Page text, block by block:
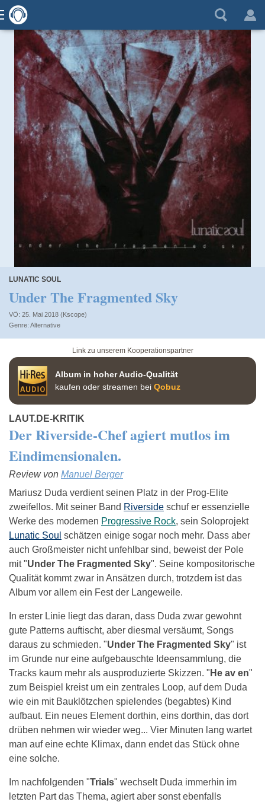
LUNATIC SOUL
Under The Fragmented Sky
VÖ: 25. Mai 2018 (Kscope)
Alternative
Link zu unserem Kooperationspartner
Album in hoher Audio-Qualität
kaufen oder streamen bei Qobuz
LAUT.DE-KRITIK
Der Riverside-Chef agiert mutlos im
Eindimensionalen.
Review von Manuel Berger
Mariusz Duda verdient seinen Platz in der Prog-Elite
zweifellos. Mit seiner Band Riverside schuf er essenzielle
Werke des modernen Progressive Rock, sein Soloprojekt
Lunatic Soul schätzen einige sogar noch mehr. Dass aber
auch Großmeister nicht unfehlbar sind, beweist der Pole
mit "Under The Fragmented Sky". Seine kompositorische
Qualität kommt zwar in Ansätzen durch, trotzdem ist das
Album vor allem ein Fest der Langeweile.
In erster Linie liegt das daran, dass Duda zwar gewohnt
gute Patterns auftischt, aber diesmal versäumt, Songs
daraus zu schmieden. "Under The Fragmented Sky" ist
im Grunde nur eine aufgebauschte Ideensammlung, die
Tracks kaum mehr als ausproduzierte Skizzen. " He av en"
zum Beispiel kreist um ein zentrales Loop, auf dem Duda
wie ein mit Bauklötzchen spielendes (begabtes) Kind
aufbaut. Ein neues Element dorthin, eins dorthin, das dort
drüben nehmen wir wieder weg... Vier Minuten lang wartet
man auf eine echte Klimax, dann endet das Stück ohne
eine solche.
Im nachfolgenden "Trials" wechselt Duda immerhin im
letzten Part das Thema, agiert aber sonst ebenfalls